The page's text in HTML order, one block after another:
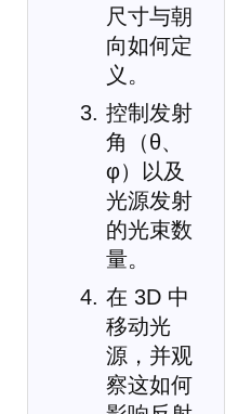
尺寸与朝
向如何定
义。
控制发射
角（θ、
φ）以及
光源发射
的光束数
量。
在 3D 中
移动光
源，并观
察这如何